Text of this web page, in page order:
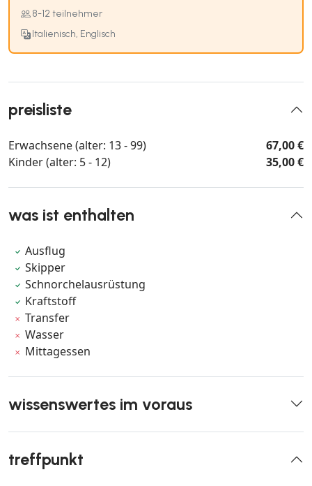
8-12 teilnehmer
Italienisch, Englisch
preisliste
Erwachsene (alter: 13 - 99)
67,00 €
Kinder (alter: 5 - 12)
35,00 €
was ist enthalten
Ausflug
Skipper
Schnorchelausrüstung
Kraftstoff
Transfer
Wasser
Mittagessen
wissenswertes im voraus
treffpunkt